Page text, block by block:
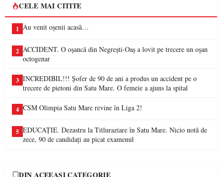
CELE MAI CITITE
1 Au venit oșenii acasă…
2 ACCIDENT. O oșancă din Negrești-Oaș a lovit pe trecere un oșan
octogenar
3 INCREDIBIL!!! Șofer de 90 de ani a produs un accident pe o
trecere de pietoni din Satu Mare. O femeie a ajuns la spital
4 CSM Olimpia Satu Mare revine în Liga 2!
5 EDUCAȚIE. Dezastru la Titluraziare în Satu Mare. Nicio notă de
zece, 90 de candidați au picat examenul
DIN ACEEAȘI CATEGORIE